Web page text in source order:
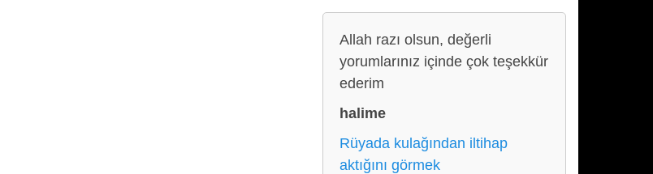
Allah razı olsun, değerli
yorumlarınız içinde çok teşekkür
ederim
halime
Rüyada kulağından iltihap
aktığını görmek